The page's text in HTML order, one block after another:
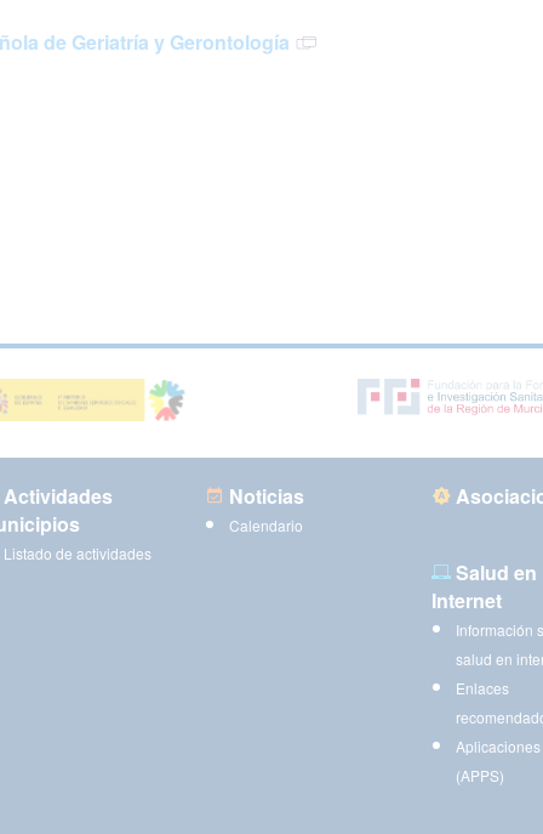
de Geriatría y Gerontología
Listado de actividades
Noticias
Calendario
Salud en
Internet
Información
salud en
Enlaces
(APPS)